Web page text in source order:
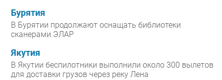
Бурятия
В Бурятии продолжают оснащать библиотеки
сканерами ЭЛАР
Якутия
В Якутии беспилотники выполнили около 300 вылетов
для доставки грузов через реку Лена